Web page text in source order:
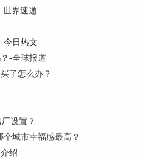
世界速递
今日热文
-全球报道
了怎么办？
设置？
城市幸福感最高？
绍